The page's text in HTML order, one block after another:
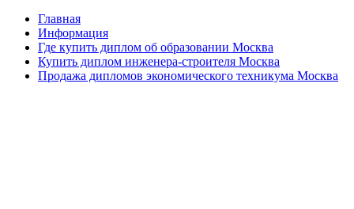
Главная
Информация
Где купить диплом об образовании Москва
Купить диплом инженера-строителя Москва
Продажа дипломов экономического техникума Москва